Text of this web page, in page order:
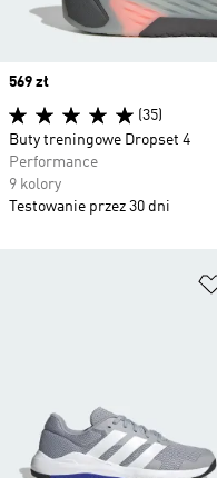
Price
569 zł
(35)
Buty treningowe Dropset 4
Performance
9 kolory
Testowanie przez 30 dni